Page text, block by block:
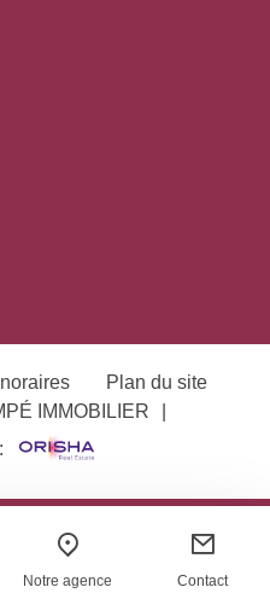
Notre agence Contact
Plan du site
IMMOBILIER